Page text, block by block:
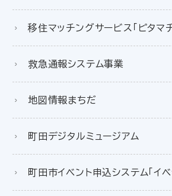
移住マッチングサービス「ピタマチ
救急通報システム事業
地図情報まちだ
町田デジタルミュージアム
町田市イベント申込システム「イベ